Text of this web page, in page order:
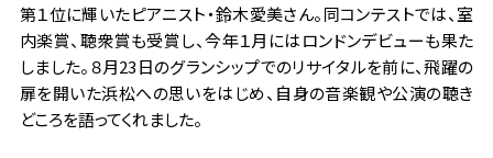
第１位に輝いたピアニスト・鈴木愛美さん。同コンテストでは、室
内楽賞、聴衆賞も受賞し、今年１月にはロンドンデビューも果た
しました。８月23日のグランシップでのリサイタルを前に、飛躍の
扉を開いた浜松への思いをはじめ、自身の音楽観や公演の聴き
どころを語ってくれました。